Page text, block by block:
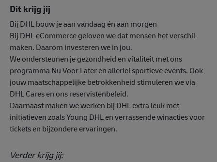
Dit krijg jij
Bij DHL bouw je aan vandaag én aan morgen
Bij DHL eCommerce geloven we dat mensen het verschil
maken. Daarom investeren we in jou.
We ondersteunen je gezondheid en vitaliteit met ons
programma Nu Voor Later en allerlei sportieve events. Ook
jouw maatschappelijke betrokkenheid stimuleren we via
DHL Cares en ons reservistenbeleid.
Daarnaast maken we werken bij DHL extra leuk met
initiatieven zoals Young DHL en verrassende winacties voor
tickets en bijzondere ervaringen.
Verder krijg jij: